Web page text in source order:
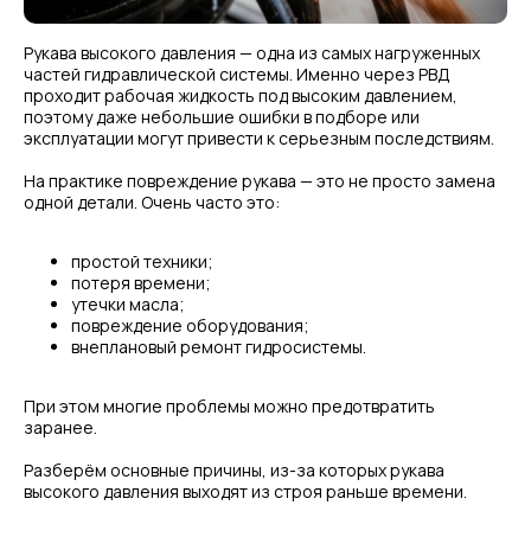
Рукава высокого давления — одна из самых нагруженных
частей гидравлической системы. Именно через РВД
проходит рабочая жидкость под высоким давлением,
поэтому даже небольшие ошибки в подборе или
эксплуатации могут привести к серьезным последствиям.
На практике повреждение рукава — это не просто замена
одной детали. Очень часто это:
простой техники;
потеря времени;
утечки масла;
повреждение оборудования;
внеплановый ремонт гидросистемы.
При этом многие проблемы можно предотвратить
заранее.
Разберём основные причины, из-за которых рукава
высокого давления выходят из строя раньше времени.